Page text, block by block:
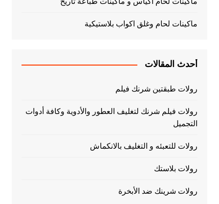
ماكينات لحام وغلق اكواب بلاستيكية
أحدث المقالات
رولات طبقتين شرنك فيلم
رولات فيلم شرنك لتغليف العطور والأدوية وكافة أدوات
التجميل
رولات للتعبئه و التغليف بالانكماش
رولات بلاستك
رولات شرينك ضد الأبخرة